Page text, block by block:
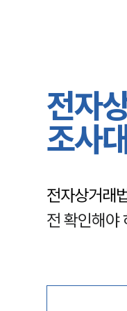
전자
조사
전자상거래
전 확인해야